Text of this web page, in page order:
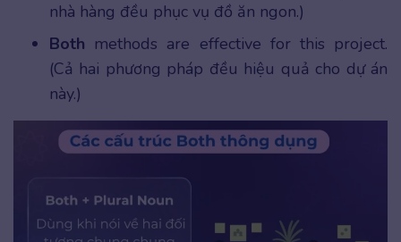
nhà hàng đều phục vụ đồ ăn ngon.)
Both methods are effective for this project.
(Cả hai phương pháp đều hiệu quả cho dự án
này.)